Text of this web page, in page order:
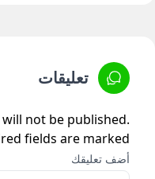
تعليقات
not be published.
fields are marked *
أضف تعليقك